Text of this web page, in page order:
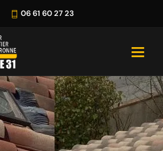
06 61 60 27 23